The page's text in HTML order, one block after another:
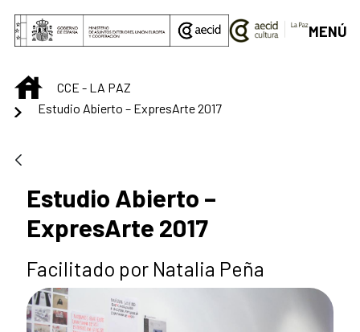
Saut au contenu principal
MENÚ
INICIOCCE - LA PAZ
Estudio Abierto – ExpresArte 2017
Estudio Abierto –
ExpresArte 2017
Facilitado por Natalia Peña